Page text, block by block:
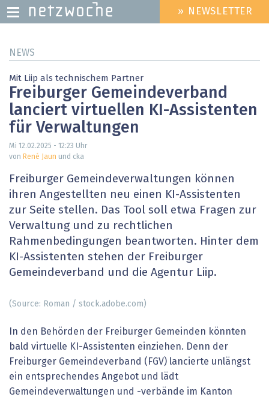
zum
HEADER
MENU
» NEWSLETTER
NEWS
Mit Liip als technischem Partner
Freiburger Gemeindeverband
lanciert virtuellen KI-Assistenten
für Verwaltungen
Mi 12.02.2025 - 12:23 Uhr
von René Jaun und cka
Freiburger Gemeindeverwaltungen können
ihren Angestellten neu einen KI-Assistenten
zur Seite stellen. Das Tool soll etwa Fragen zur
Verwaltung und zu rechtlichen
Rahmenbedingungen beantworten. Hinter dem
KI-Assistenten stehen der Freiburger
Gemeindeverband und die Agentur Liip.
(Source: Roman / stock.adobe.com)
In den Behörden der Freiburger Gemeinden könnten
bald virtuelle KI-Assistenten einziehen. Denn der
Freiburger Gemeindeverband (FGV) lancierte unlängst
ein entsprechendes Angebot und lädt
Gemeindeverwaltungen und -verbände im Kanton